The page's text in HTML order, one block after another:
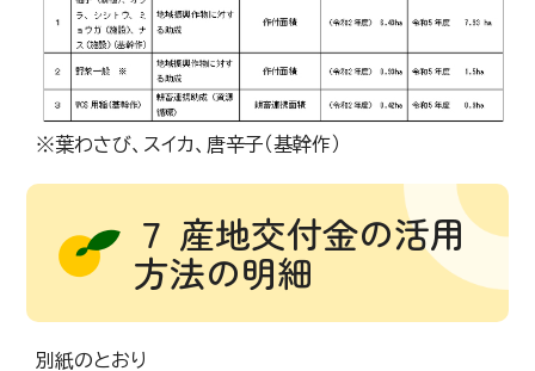
※葉わさび、スイカ、唐辛子（基幹作）
７ 産地交付金の活用
方法の明細
別紙のとおり